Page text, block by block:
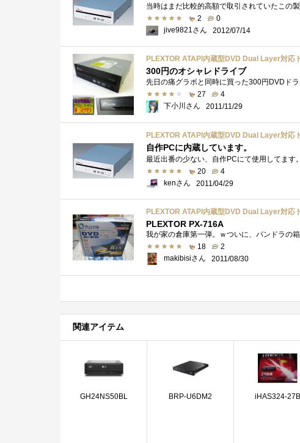
2
0
jive9821さん
2012/07/14
PLEXTOR ATAPI内蔵型DVD Dual Layer対応
300円のオシャレドライブ
27
4
下小川さん
2011/11/29
PLEXTOR ATAPI内蔵型DVD Dual Layer対応
自作PCに内蔵しています。
20
4
kenさん
2011/04/29
PLEXTOR ATAPI内蔵型DVD Dual Layer対応
PLEXTOR PX-716A
18
2
makibisiさん
2011/08/30
関連アイテム
GH24NS50BL BRP-U6DM2 iHAS324-27B